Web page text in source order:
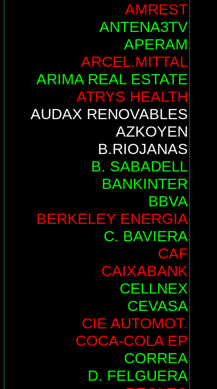
AMREST
ANTENA3TV
APERAM
ARCEL.MITTAL
ARIMA REAL ESTATE
ATRYS HEALTH
AUDAX RENOVABLES
AZKOYEN
B.RIOJANAS
B. SABADELL
BANKINTER
BBVA
BERKELEY ENERGIA
C. BAVIERA
CAF
CAIXABANK
CELLNEX
CEVASA
CIE AUTOMOT.
COCA-COLA EP
CORREA
D. FELGUERA